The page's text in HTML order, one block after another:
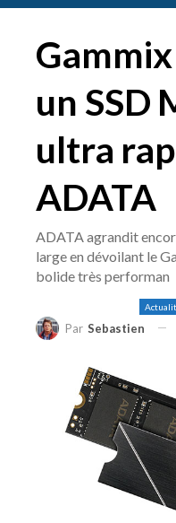
un SSD
ultra
ADATA
ADATA agrandit
large en dévoilant le
bolide très performan
Par Sebastien